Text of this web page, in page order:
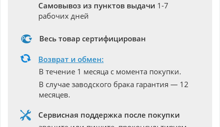
Самовывоз из пунктов выдачи 1-7
рабочих дней
Весь товар сертифицирован
Возврат и обмен:
В течение 1 месяца с момента покупки.
В случае заводского брака гарантия — 12
месяцев.
Сервисная поддержка после покупки